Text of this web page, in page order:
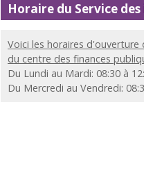
des finances
Horaire du Service
Voici les horaires
du centre des finances
Du Lundi au Mardi: 08:30 à
Du Mercredi au Vendredi: